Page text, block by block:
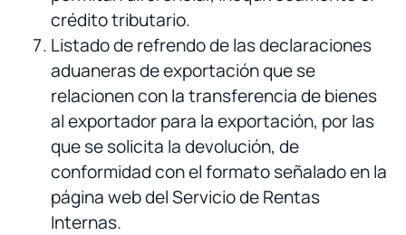
crédito tributario.
Listado de refrendo de las declaraciones
aduaneras de exportación que se
relacionen con la transferencia de bienes
al exportador para la exportación, por las
que se solicita la devolución, de
conformidad con el formato señalado en la
página web del Servicio de Rentas
Internas.